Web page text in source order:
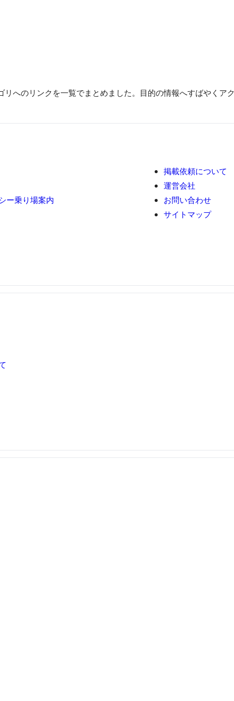
へのリンクを一覧でまとめました。目的の情報へすばやくアク
ー乗り場案内
掲載依頼について
運営会社
お問い合わせ
サイトマップ